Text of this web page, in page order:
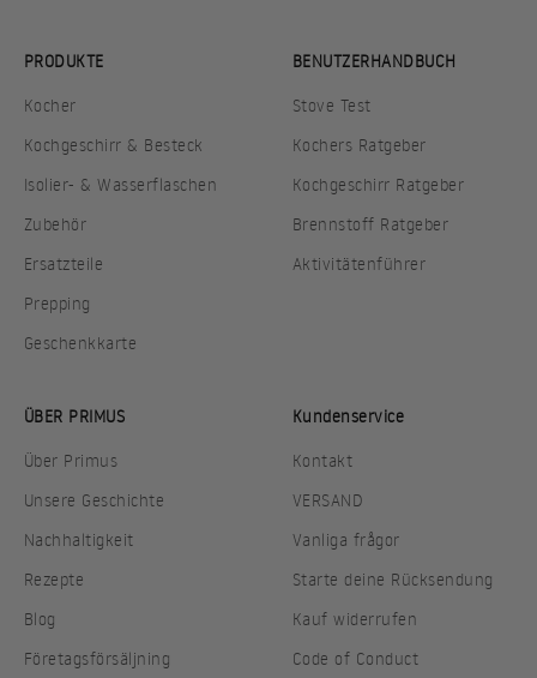
PRODUKTE
Kocher
Kochgeschirr & Besteck
Isolier- & Wasserflaschen
Zubehör
Ersatzteile
Prepping
Geschenkkarte
BENUTZERHANDBUCH
Stove Test
Kochers Ratgeber
Kochgeschirr Ratgeber
Brennstoff Ratgeber
Aktivitätenführer
ÜBER PRIMUS
Über Primus
Unsere Geschichte
Nachhaltigkeit
Rezepte
Blog
Företagsförsäljning
Kundenservice
Kontakt
VERSAND
Vanliga frågor
Starte deine Rücksendung
Kauf widerrufen
Code of Conduct